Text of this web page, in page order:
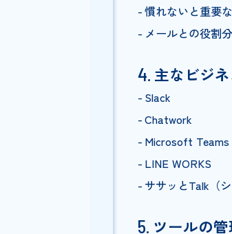
ドキュメン
メールに比
ビジネ
慣れないと
メールとの
Slack